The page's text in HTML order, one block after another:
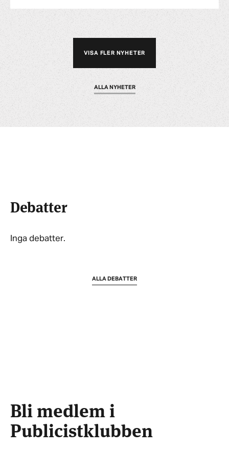
VISA FLER NYHETER
ALLA NYHETER
Debatter
Inga debatter.
ALLA DEBATTER
Bli medlem i
Publicistklubben